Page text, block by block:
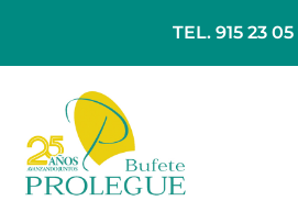
TEL. 915 23